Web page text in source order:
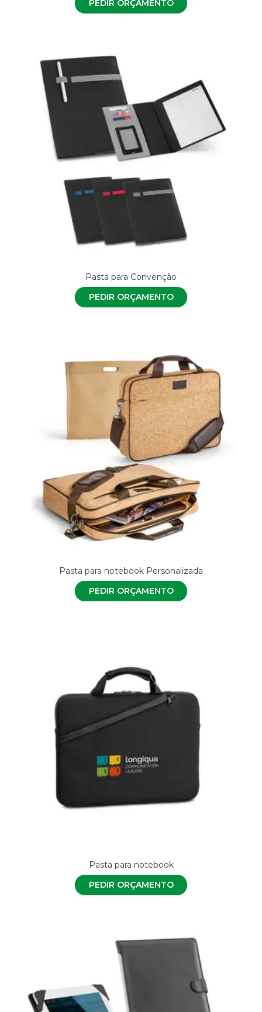
PEDIR ORÇAMENTO
Pasta para Convenção
PEDIR ORÇAMENTO
Pasta para notebook Personalizada
PEDIR ORÇAMENTO
Pasta para notebook
PEDIR ORÇAMENTO